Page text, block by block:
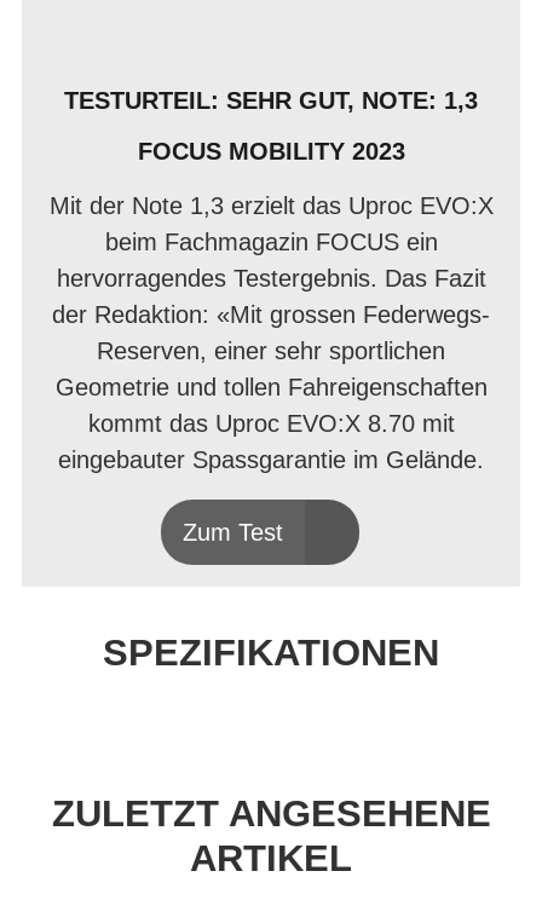
TESTURTEIL: SEHR GUT, NOTE: 1,3
FOCUS MOBILITY 2023
Mit der Note 1,3 erzielt das Uproc EVO:X
beim Fachmagazin FOCUS ein
hervorragendes Testergebnis. Das Fazit
der Redaktion: «Mit grossen Federwegs-
Reserven, einer sehr sportlichen
Geometrie und tollen Fahreigenschaften
kommt das Uproc EVO:X 8.70 mit
eingebauter Spassgarantie im Gelände.
Zum Test
SPEZIFIKATIONEN
ZULETZT ANGESEHENE
ARTIKEL